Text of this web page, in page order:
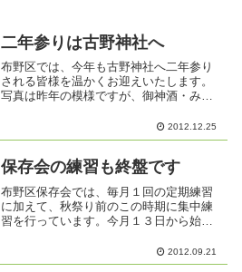
二年参りは古野神社へ
布野区では、今年も古野神社へ二年参り
される皆様を温かくお迎えいたします。
写真は昨年の模様ですが、御神酒・みか
る舞いを行います。例年、寒い中を大勢
の善男善女に参拝をして頂いております
2012.12.25
保存会の練習も終盤です
布野区保存会では、毎月１回の定期練習
に加えて、秋祭り前のこの時期に集中練
習を行っています。今月１３日から始ま
には、足揃えを行ってお祭り本番に備え
ます。２２日の宵祭り、今年一番の獅子
2012.09.21